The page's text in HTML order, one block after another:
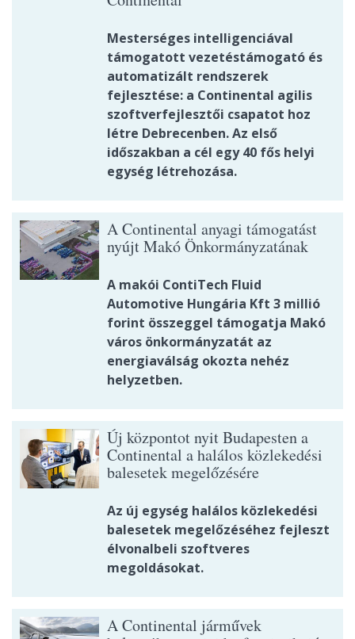
Mesterséges intelligenciával
támogatott vezetéstámogató és
automatizált rendszerek
fejlesztése: a Continental agilis
szoftverfejlesztői csapatot hoz
létre Debrecenben. Az első
időszakban a cél egy 40 fős helyi
egység létrehozása.
A Continental anyagi támogatást
nyújt Makó Önkormányzatának
A makói ContiTech Fluid
Automotive Hungária Kft 3 millió
forint összeggel támogatja Makó
város önkormányzatát az
energiaválság okozta nehéz
helyzetben.
Új központot nyit Budapesten a
Continental a halálos közlekedési
balesetek megelőzésére
Az új egység halálos közlekedési
balesetek megelőzéséhez fejleszt
élvonalbeli szoftveres
megoldásokat.
A Continental járművek